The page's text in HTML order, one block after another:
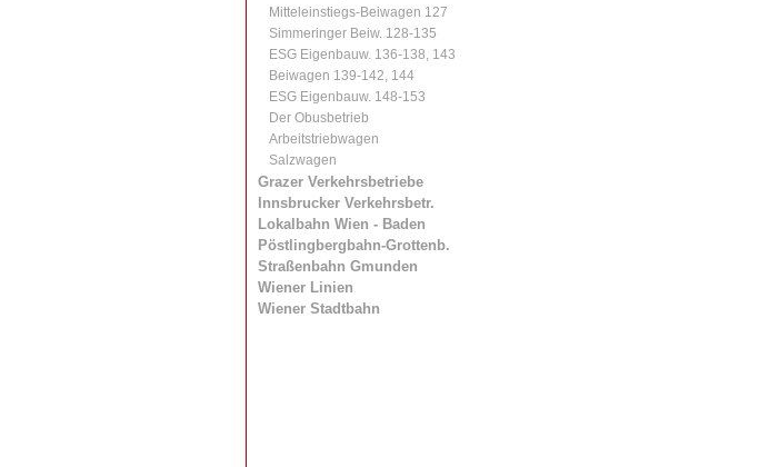
Mitteleinstiegs-Beiwagen 127
Simmeringer Beiw. 128-135
ESG Eigenbauw. 136-138, 143
Beiwagen 139-142, 144
ESG Eigenbauw. 148-153
Der Obusbetrieb
Arbeitstriebwagen
Salzwagen
Grazer Verkehrsbetriebe
Innsbrucker Verkehrsbetr.
Lokalbahn Wien - Baden
Pöstlingbergbahn-Grottenb.
Straßenbahn Gmunden
Wiener Linien
Wiener Stadtbahn